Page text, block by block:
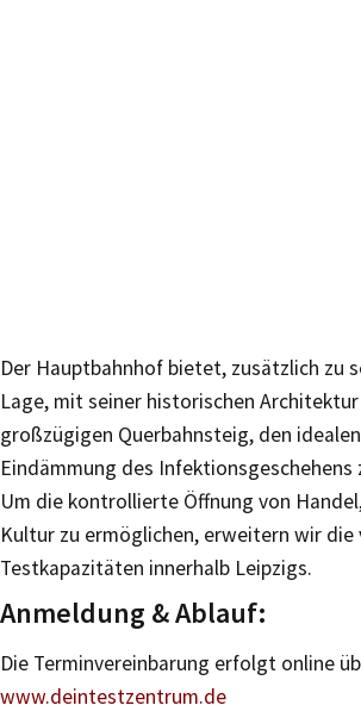
Der Hauptbahnhof bietet, zusätzlich zu
Lage, mit seiner historischen
großzügigen Querbahnsteig, den
Eindämmung des
Um die kontrollierte Öffnung von
Kultur zu ermöglichen, erweitern wir die
Testkapazitäten innerhalb Leipzigs.
Anmeldung & Ablauf:
Die Terminvereinbarung erfolgt online
www.deintestzentrum.de